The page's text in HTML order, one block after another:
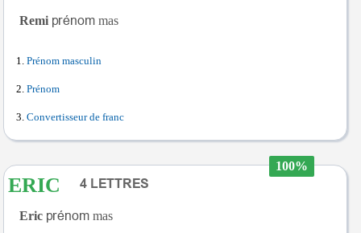
Remi mas
Prénom masculin
Prénom
Convertisseur de franc
100%
ERIC
Eric mas